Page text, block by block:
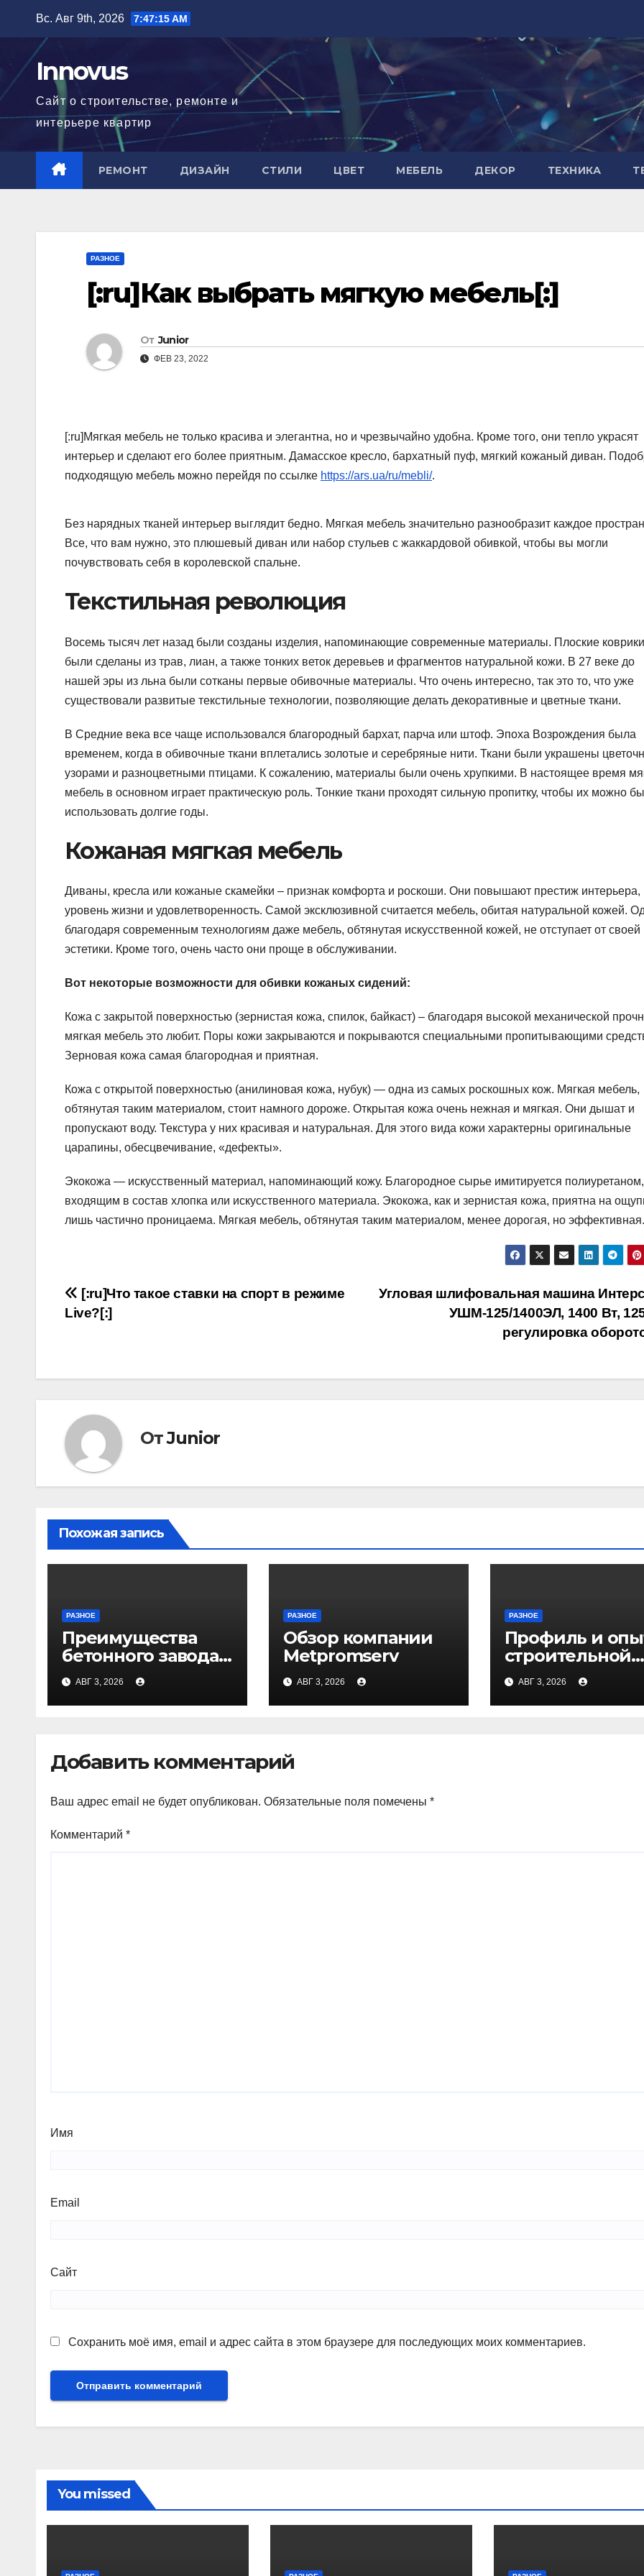
содержимому
Вс. Авг 9th, 2026 7:47:16 AM
Innovus
Сайт о строительстве, ремонте и
интерьере квартир
РЕМОНТ ДИЗАЙН СТИЛИ ЦВЕТ МЕБЕЛЬ ДЕКОР ТЕХНИКА
РАЗНОЕ
[:ru]Как выбрать мягкую мебель[:]
От Junior
ФЕВ 23, 2022
[:ru]Мягкая мебель не только красива и элегантна, но и чрезвычайно удобна. Кроме того, они тепло украсят
интерьер и сделают его более приятным. Дамасское кресло, бархатный пуф, мягкий кожаный диван.
подходящую мебель можно перейдя по ссылке https://ars.ua/ru/mebli/.
Без нарядных тканей интерьер выглядит бедно. Мягкая мебель значительно разнообразит каждое
Все, что вам нужно, это плюшевый диван или набор стульев с жаккардовой обивкой, чтобы вы могли
почувствовать себя в королевской спальне.
Текстильная революция
Восемь тысяч лет назад были созданы изделия, напоминающие современные материалы. Плоские коврики
были сделаны из трав, лиан, а также тонких веток деревьев и фрагментов натуральной кожи. В 27 веке до
нашей эры из льна были сотканы первые обивочные материалы. Что очень интересно, так это то, что уже
существовали развитые текстильные технологии, позволяющие делать декоративные и цветные ткани.
В Средние века все чаще использовался благородный бархат, парча или штоф. Эпоха Возрождения была
временем, когда в обивочные ткани вплетались золотые и серебряные нити. Ткани были украшены
узорами и разноцветными птицами. К сожалению, материалы были очень хрупкими. В настоящее время
мебель в основном играет практическую роль. Тонкие ткани проходят сильную пропитку, чтобы их можно
использовать долгие годы.
Кожаная мягкая мебель
Диваны, кресла или кожаные скамейки – признак комфорта и роскоши. Они повышают престиж интерьера,
уровень жизни и удовлетворенность. Самой эксклюзивной считается мебель, обитая натуральной кожей.
благодаря современным технологиям даже мебель, обтянутая искусственной кожей, не отступает от своей
эстетики. Кроме того, очень часто они проще в обслуживании.
Вот некоторые возможности для обивки кожаных сидений:
Кожа с закрытой поверхностью (зернистая кожа, спилок, байкаст) – благодаря высокой механической
мягкая мебель это любит. Поры кожи закрываются и покрываются специальными пропитывающими
Зерновая кожа самая благородная и приятная.
Кожа с открытой поверхностью (анилиновая кожа, нубук) — одна из самых роскошных кож. Мягкая мебель,
обтянутая таким материалом, стоит намного дороже. Открытая кожа очень нежная и мягкая. Они дышат и
пропускают воду. Текстура у них красивая и натуральная. Для этого вида кожи характерны оригинальные
царапины, обесцвечивание, «дефекты».
Экокожа — искусственный материал, напоминающий кожу. Благородное сырье имитируется полиуретаном,
входящим в состав хлопка или искусственного материала. Экокожа, как и зернистая кожа, приятна на
лишь частично проницаема. Мягкая мебель, обтянутая таким материалом, менее дорогая, но
Навигация
Угловая шлифовальная машина
УШМ-125/1400ЭЛ, 1400 Вт,
регулировка
[:ru]Что такое ставки на спорт в режиме
Live?[:]
ОтJunior
Похожая запись
РАЗНОЕ
Преимущества
бетонного завода
ПКФ «Тибет» в
Волгограде и
Волжском
АВГ 3, 2026
РАЗНОЕ
Обзор компании
Metpromserv
АВГ 3, 2026
РАЗНОЕ
Профиль и
строительной
компании
АВГ 3, 2026
Добавить комментарий
Ваш адрес email не будет опубликован. Обязательные поля помечены *
Комментарий *
Имя
Email
Сайт
Сохранить моё имя, email и адрес сайта в этом браузере для последующих моих комментариев.
You missed